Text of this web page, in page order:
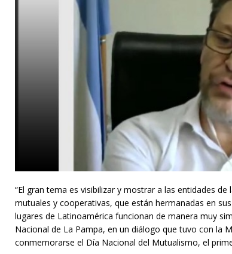
“El gran tema es visibilizar y mostrar a las entidades
mutuales y cooperativas, que están hermanadas en
lugares de Latinoamérica funcionan de manera muy
Nacional de La Pampa, en un diálogo que tuvo con la
conmemorarse el Día Nacional del Mutualismo, el